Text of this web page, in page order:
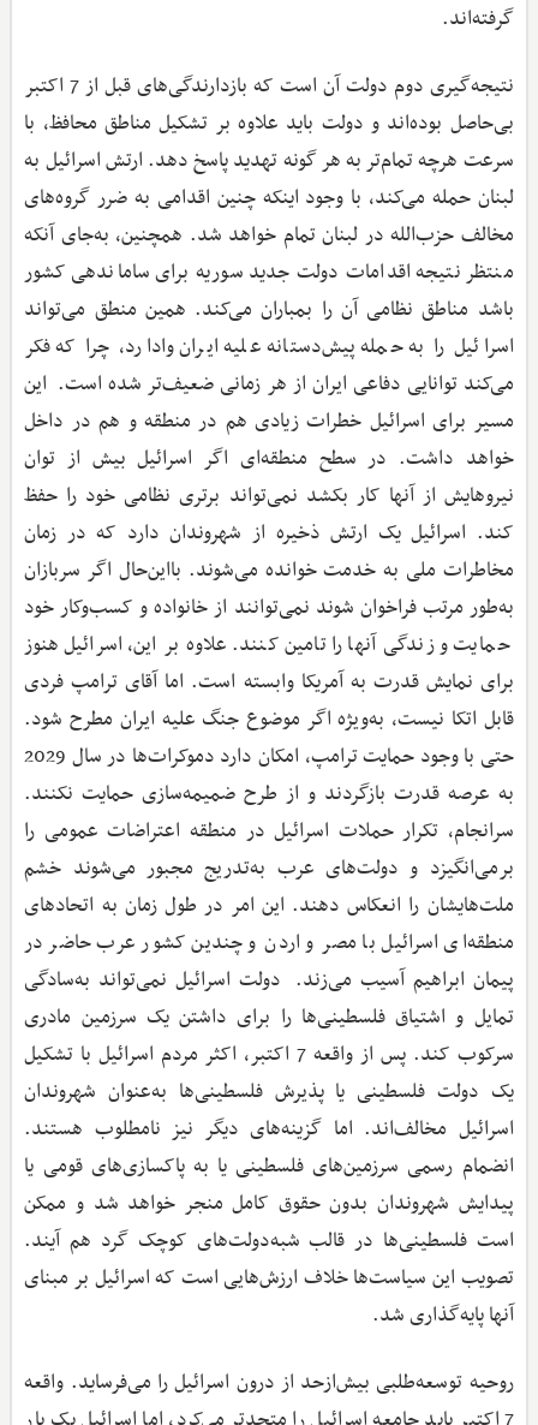
گرفته‌اند.
نتیجه‌گیری دوم دولت آن است که بازدارندگی‌های قبل از 7 اکتبر
بی‌حاصل بوده‌اند و دولت باید علاوه بر تشکیل مناطق محافظ، با
سرعت هرچه تمام‌تر به هر گونه تهدید پاسخ دهد. ارتش اسرائیل به
لبنان حمله می‌کند، با وجود اینکه چنین اقدامی به ضرر گروه‌های
مخالف حزب‌الله در لبنان تمام خواهد شد. همچنین، به‌جای آنکه
منتظر نتیجه اقدامات دولت جدید سوریه برای ساماندهی کشور
باشد مناطق نظامی آن را بمباران می‌کند. همین منطق می‌تواند
اسرائیل را به حمله پیش‌دستانه علیه ایران وادارد، چرا که فکر
می‌کند توانایی دفاعی ایران از هر زمانی ضعیف‌تر شده است. این
مسیر برای اسرائیل خطرات زیادی هم در منطقه و هم در داخل
خواهد داشت. در سطح منطقه‌ای اگر اسرائیل بیش از توان
نیروهایش از آنها کار بکشد نمی‌تواند برتری نظامی خود را حفظ
کند. اسرائیل یک ارتش ذخیره از شهروندان دارد که در زمان
مخاطرات ملی به خدمت خوانده می‌شوند. با‌این‌حال اگر سربازان
به‌طور مرتب فراخوان شوند نمی‌توانند از خانواده و کسب‌وکار خود
حمایت و زندگی آنها را تامین کنند. علاوه‌ بر این، اسرائیل هنوز
برای نمایش قدرت به آمریکا وابسته است. اما آقای ترامپ فردی
قابل اتکا نیست، به‌ویژه اگر موضوع جنگ علیه ایران مطرح شود.
حتی با وجود حمایت ترامپ، امکان دارد دموکرات‌ها در سال 2029
به عرصه قدرت بازگردند و از طرح ضمیمه‌سازی حمایت نکنند.
سرانجام، تکرار حملات اسرائیل در منطقه اعتراضات عمومی را
بر‌می‌انگیزد و دولت‌های عرب به‌تدریج مجبور می‌شوند خشم
ملت‌هایشان را انعکاس دهند. این امر در طول زمان به اتحادهای
منطقه‌ای اسرائیل با مصر و اردن و چندین کشور عرب حاضر در
پیمان ابراهیم آسیب می‌زند. دولت اسرائیل نمی‌تواند به‌سادگی
تمایل و اشتیاق فلسطینی‌ها را برای داشتن یک سرزمین مادری
سرکوب کند. پس از واقعه 7 اکتبر، اکثر مردم اسرائیل با تشکیل
یک دولت فلسطینی یا پذیرش فلسطینی‌ها به‌عنوان شهروندان
اسرائیل مخالف‌اند. اما گزینه‌های دیگر نیز نامطلوب هستند.
انضمام رسمی سرزمین‌های فلسطینی یا به پاکسازی‌های قومی یا
پیدایش شهروندان بدون حقوق کامل منجر خواهد شد و ممکن
است فلسطینی‌ها در قالب شبه‌دولت‌‌های کوچک گرد هم آیند.
تصویب این سیاست‌ها خلاف ارزش‌هایی است که اسرائیل بر مبنای
آنها پایه‌گذاری شد.
روحیه توسعه‌طلبی بیش‌ازحد از درون اسرائیل را می‌فرساید. واقعه